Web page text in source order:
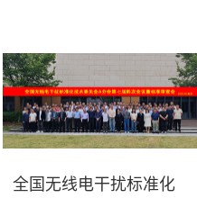
域的行业盛会，本届展
深入交流行业见解，踊
领域的高质量发展汇聚
，公司展示了...
全国无线电干扰标准化